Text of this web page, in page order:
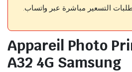
طلبات التسعير مباشرة عبر واتساب.
Appareil Photo
A32 4G Samsung